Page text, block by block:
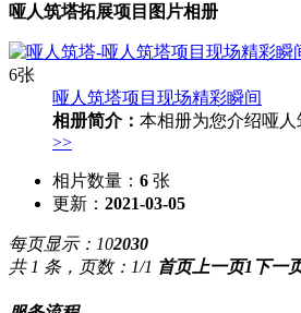
哑人筑塔拓展项目图片相册
6张
哑人筑塔项目现场精彩瞬间
相册简介： 本相册为您介绍哑
>>
相片数量： 6 张
更新： 2021-03-05
每页显示： 102030
共 1 条，页数：1/1 首页上一页1 下一